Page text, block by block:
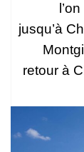
jusqu’à
retour à